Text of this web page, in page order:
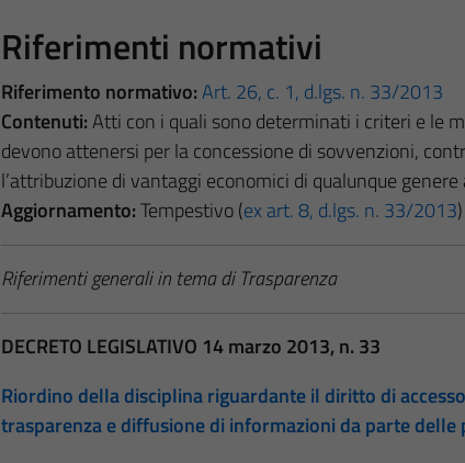
Riferimenti normativi
Riferimento normativo:Art. 26, c. 1, d.lgs. n. 33/2013
Contenuti:Atti con i quali sono determinati i criteri e le
devono attenersi per la concessione di sovvenzioni,
l’attribuzione di vantaggi economici di qualunque
Aggiornamento:Tempestivo (ex art. 8, d.lgs. n. 33/2013)
Riferimenti generali in tema di Trasparenza
DECRETO LEGISLATIVO 14 marzo 2013, n. 33
Riordino della disciplina riguardante il diritto di
trasparenza e diffusione di informazioni da parte